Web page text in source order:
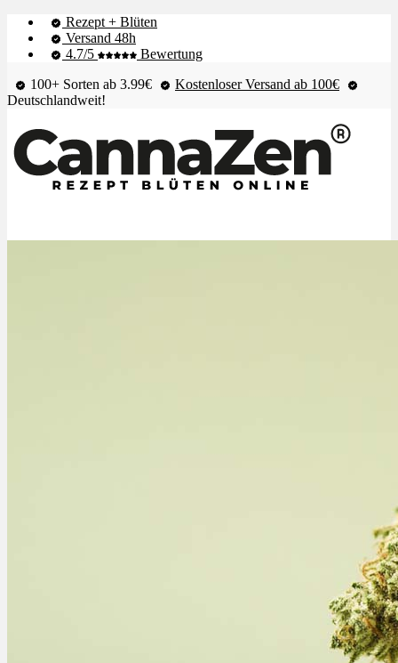
Rezept + Blüten
Versand 48h
4.7/5
Bewertung
100+ Sorten ab 3.99€
Kostenloser Versand ab 100€
Deutschlandweit!